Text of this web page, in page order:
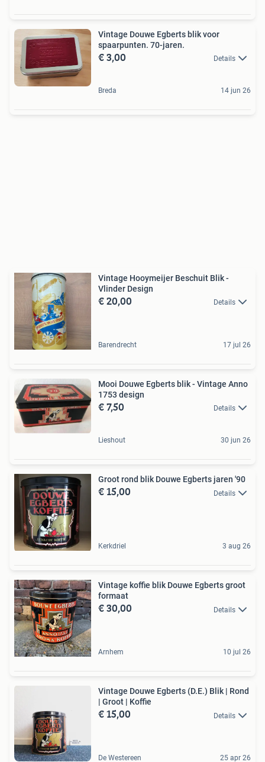
Vintage Douwe Egberts blik voor
spaarpunten. 70-jaren.
€ 3,00 Details
Breda 14 jun 26
Vintage Hooymeijer Beschuit Blik -
Vlinder Design
€ 20,00 Details
Barendrecht 17 jul 26
Mooi Douwe Egberts blik - Vintage Anno
1753 design
€ 7,50 Details
Lieshout 30 jun 26
Groot rond blik Douwe Egberts jaren '90
€ 15,00 Details
Kerkdriel 3 aug 26
Vintage koffie blik Douwe Egberts groot
formaat
€ 30,00 Details
Arnhem 10 jul 26
Vintage Douwe Egberts (D.E.) Blik | Rond
| Groot | Koffie
€ 15,00 Details
De Westereen 25 apr 26